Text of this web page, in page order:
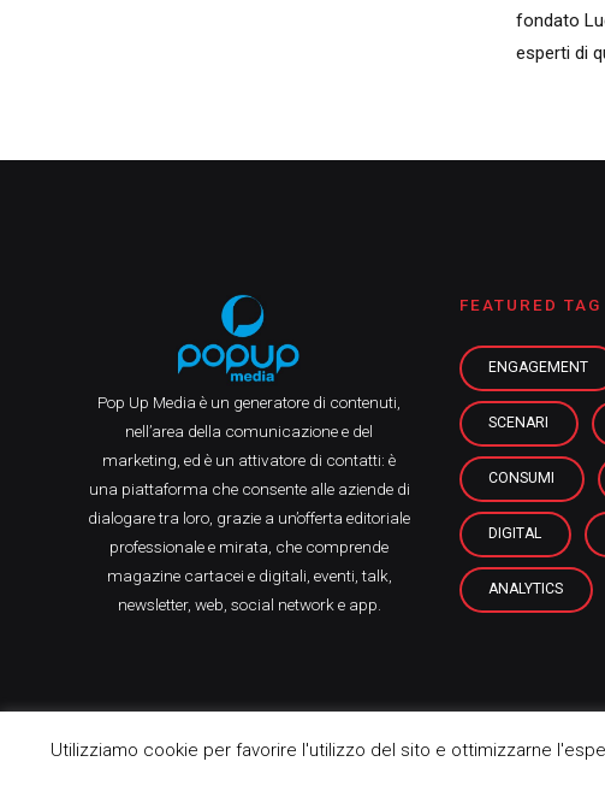
fondato
esperti di
Pop Up Media è un generatore di contenuti,
nell’area della comunicazione e del
marketing, ed è un attivatore di contatti: è
una piattaforma che consente alle aziende di
dialogare tra loro, grazie a un’offerta editoriale
professionale e mirata, che comprende
magazine cartacei e digitali, eventi, talk,
newsletter, web, social network e app.
FEATURED TAG
ENGAGEMENT
SCENARI
CONSUMI
DIGITAL
ANALYTICS
Utilizziamo cookie per favorire l'utilizzo del sito e ottimizzarne